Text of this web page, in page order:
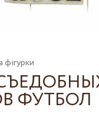
фігурки
ФУТБОЛ